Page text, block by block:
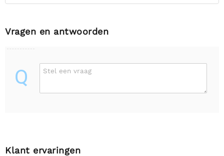
Vragen en antwoorden
Q Stel een vraag
Klant ervaringen